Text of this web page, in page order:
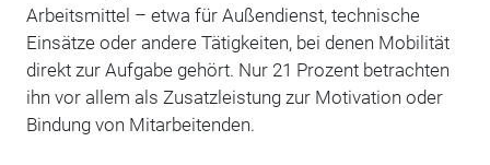
Arbeitsmittel – etwa für Außendienst, technische
Einsätze oder andere Tätigkeiten, bei denen Mobilität
direkt zur Aufgabe gehört. Nur 21 Prozent betrachten
ihn vor allem als Zusatzleistung zur Motivation oder
Bindung von Mitarbeitenden.